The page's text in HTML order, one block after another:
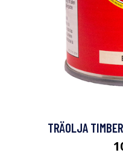
TRÄOLJA